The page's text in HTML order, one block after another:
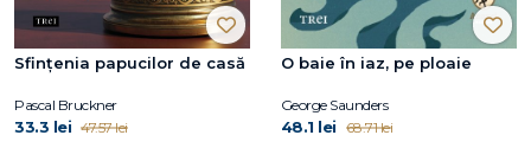
Sfințenia papucilor de casă
Pascal Bruckner
33.3 lei 47.57 lei
O baie în iaz, pe ploaie
George Saunders
48.1 lei 68.71 lei